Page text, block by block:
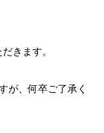
きます。
が、何卒ご了承く